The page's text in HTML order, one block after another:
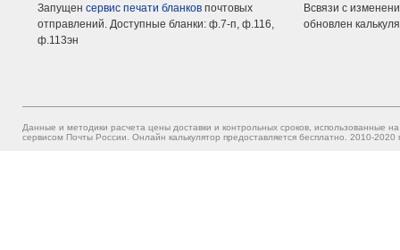
Запущен сервис печати бланков почтовых
отправлений. Доступные бланки: ф.7-п, ф.116,
ф.113эн
Всвязи с
обновлен
Данные и методики расчета цены доставки и контрольных сроков, использованные
сервисом Почты России. Онлайн калькулятор предоставляется бесплатно. 2010-2020